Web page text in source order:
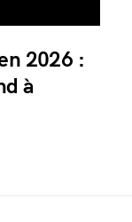
2026 :
à